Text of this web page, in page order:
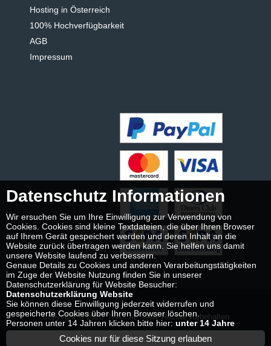
Hosting in Österreich
100% Hochverfügbarkeit
AGB
Impressum
Copyright © 2025 IPAX.at - Alle Rechte vorbehalten
Datenschutz Informationen
Wir ersuchen Sie um Ihre Einwilligung zur Verwendung von
Cookies. Cookies sind kleine Textdateien, die über Ihren Browser
auf Ihrem Gerät gespeichert werden und deren Inhalt an die
Website zurück übertragen werden kann. Sie helfen uns damit
unsere Website laufend zu verbessern.
Genaue Details zu Cookies und anderen Verarbeitungstätigkeiten
im Zuge der Website Nutzung finden Sie in unserer
Datenschutzerklärung für Website Besucher:
Datenschutzerklärung Website
Sie können diese Einwilligung jederzeit widerrufen und
gespeicherte Cookies über Ihren Browser löschen.
Personen unter 14 Jahren klicken bitte hier: unter 14 Jahre
Cookies nur für diese Sitzung erlauben